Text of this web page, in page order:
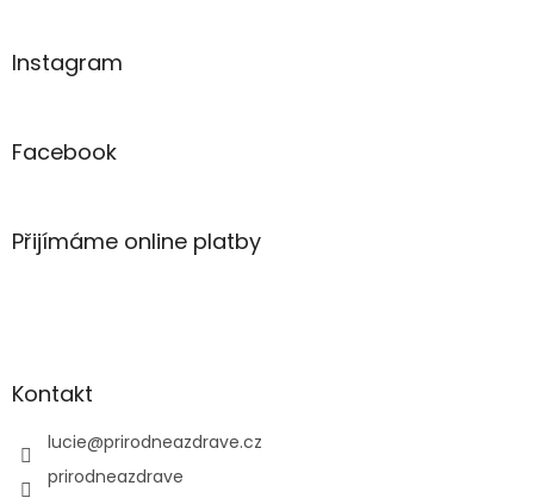
Instagram
Facebook
Přijímáme online platby
Kontakt
lucie@prirodneazdrave.cz
prirodneazdrave